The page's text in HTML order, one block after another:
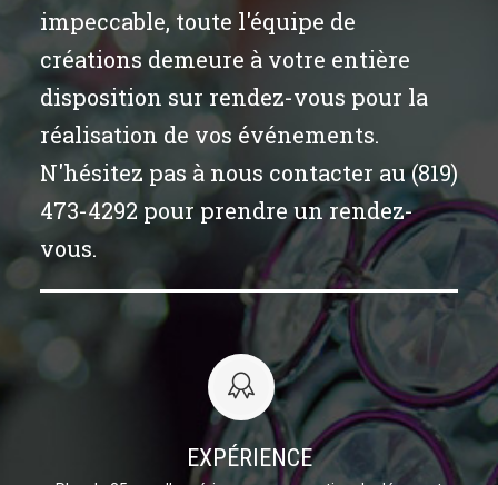
impeccable, toute l'équipe de
créations demeure à votre entière
disposition sur rendez-vous pour la
réalisation de vos événements.
N'hésitez pas à nous contacter au (819)
473-4292 pour prendre un rendez-
vous.
EXPÉRIENCE